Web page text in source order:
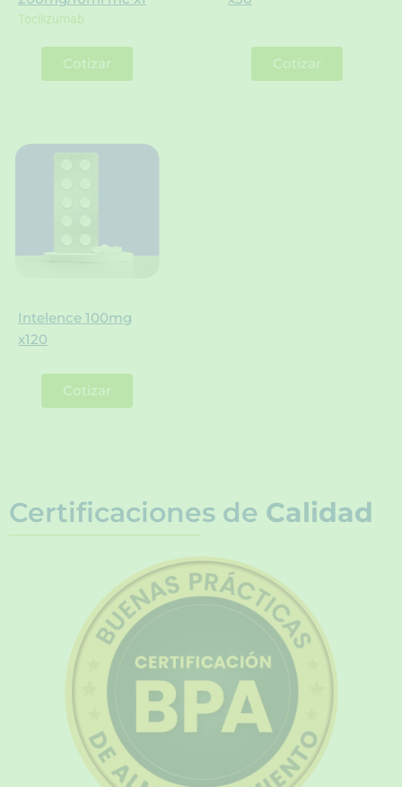
Tocilizumab
Cotizar Cotizar
Intelence 100mg
x120
Cotizar
Certificaciones de Calidad